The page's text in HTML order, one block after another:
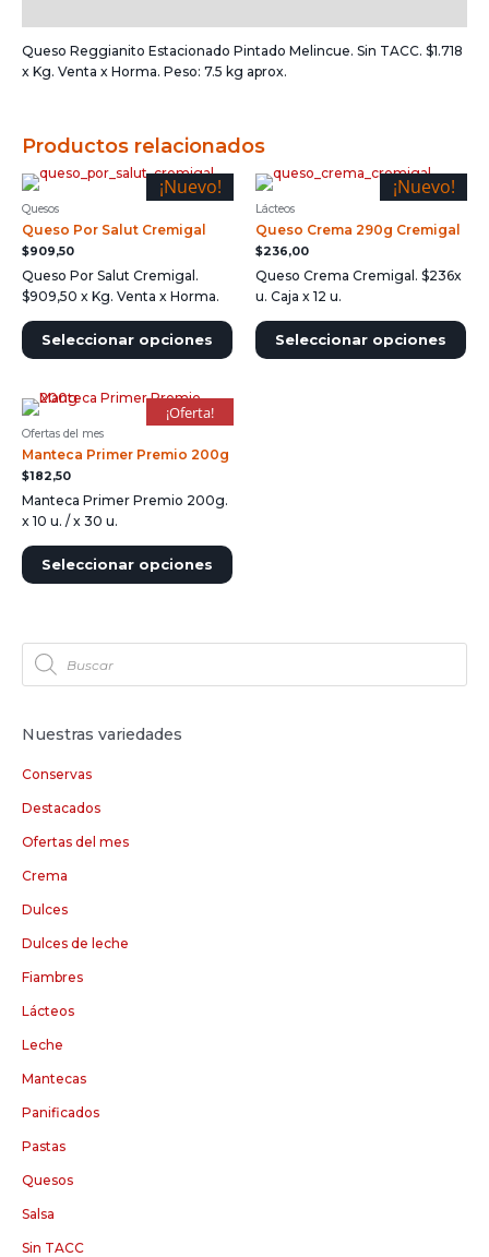
Nuestras variedades
Conservas
Destacados
Ofertas del mes
Crema
Dulces
Dulces de leche
Fiambres
Lácteos
Leche
Mantecas
Panificados
Pastas
Quesos
Salsa
Sin TACC
Queso Reggianito Estacionado Pintado Melincue. Sin TACC. $1.718
x Kg. Venta x Horma. Peso: 7.5 kg aprox.
Productos relacionados
¡Nuevo!
Quesos
Queso Por Salut Cremigal
$909,50
Queso Por Salut Cremigal.
$909,50 x Kg. Venta x Horma.
Seleccionar opciones
¡Nuevo!
Lácteos
Queso Crema 290g Cremigal
$236,00
Queso Crema Cremigal. $236x
u. Caja x 12 u.
Seleccionar opciones
¡Oferta!
Ofertas del mes
Manteca Primer Premio 200g
$182,50
Manteca Primer Premio 200g.
x 10 u. / x 30 u.
Seleccionar opciones